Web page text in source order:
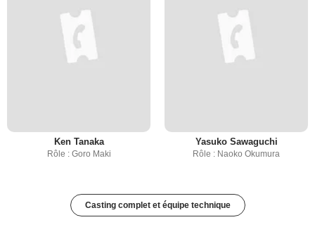
Ken Tanaka
Rôle : Goro Maki
Yasuko Sawaguchi
Rôle : Naoko Okumura
Casting complet et équipe technique